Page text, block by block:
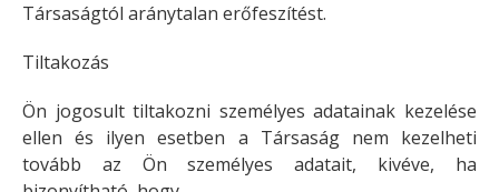
Társaságtól aránytalan erőfeszítést.
Tiltakozás
Ön jogosult tiltakozni személyes adatainak kezelése
ellen és ilyen esetben a Társaság nem kezelheti
tovább az Ön személyes adatait, kivéve, ha